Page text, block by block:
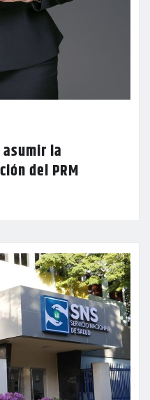
la
del PRM